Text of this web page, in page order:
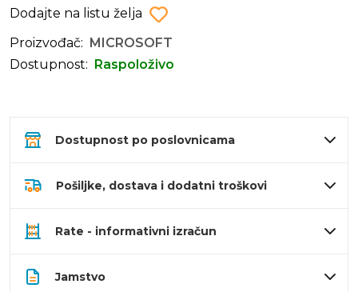
Dodajte na listu želja
Proizvođač:
MICROSOFT
Dostupnost:
Raspoloživo
Dostupnost po poslovnicama
Pošiljke, dostava i dodatni troškovi
Rate - informativni izračun
Jamstvo